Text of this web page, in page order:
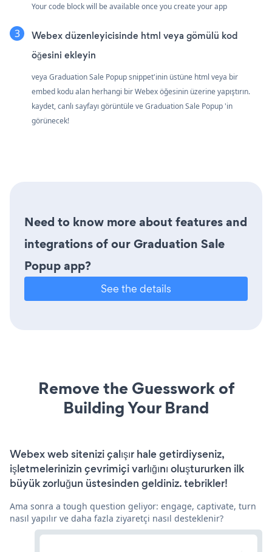
Your code block will be available once you create your app
Webex düzenleyicisinde html veya gömülü kod
öğesini ekleyin
veya Graduation Sale Popup snippet'inin üstüne html veya bir
embed kodu alan herhangi bir Webex öğesinin üzerine yapıştırın.
kaydet, canlı sayfayı görüntüle ve Graduation Sale Popup 'in
görünecek!
Need to know more about features and
integrations of our Graduation Sale
Popup app?
See the details
Remove the Guesswork of
Building Your Brand
Webex web sitenizi çalışır hale getirdiyseniz,
işletmelerinizin çevrimiçi varlığını oluştururken ilk
büyük zorluğun üstesinden geldiniz. tebrikler!
Ama sonra a tough question geliyor: engage, captivate, turn
nasıl yapılır ve daha fazla ziyaretçi nasıl desteklenir?